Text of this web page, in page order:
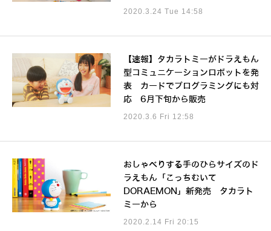
2020.3.24 Tue 14:58
【速報】タカラトミーがドラえもん
型コミュニケーションロボットを発
表 カードでプログラミングにも対
応 6月下旬から販売
2020.3.6 Fri 12:58
おしゃべりする手のひらサイズのド
ラえもん「こっちむいて
DORAEMON」新発売 タカラト
ミーから
2020.2.14 Fri 20:15